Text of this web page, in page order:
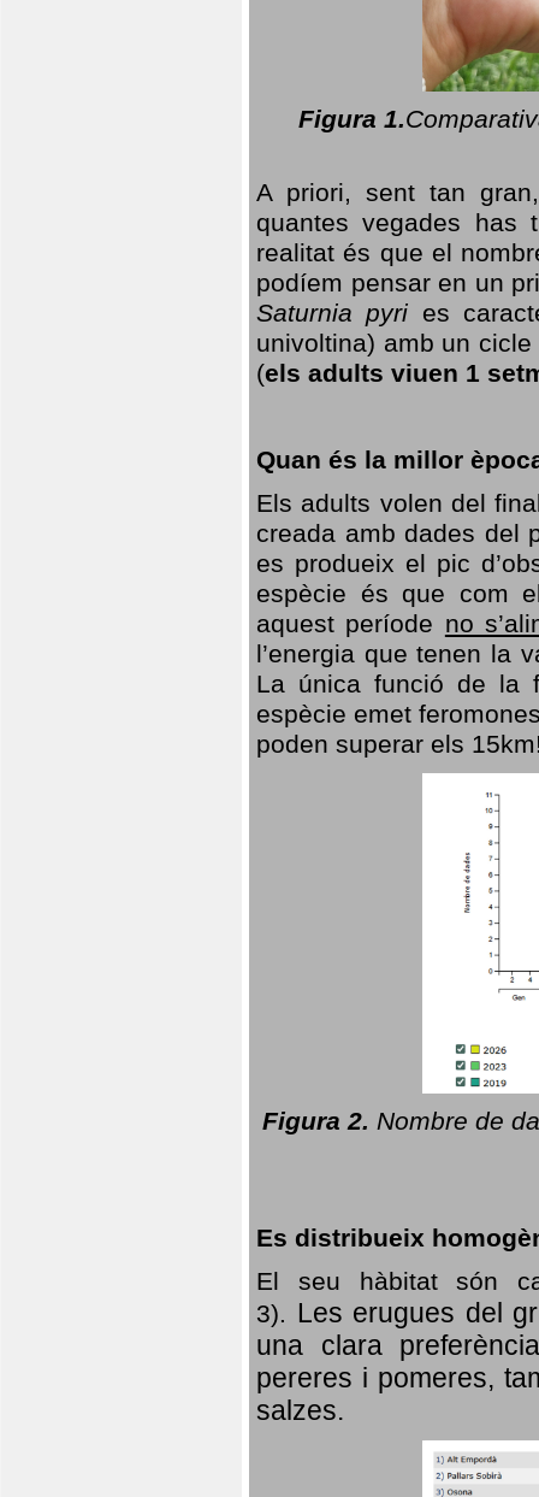
Figura 1.
A priori, sent tan
quantes vegades has
realitat és que el
podíem pensar en un
Saturnia pyri es
univoltina) amb un
(els adults viuen 1
Quan és la millor
Els adults volen del
creada amb dades del
es produeix el pic
espècie és que com
aquest període no
l’energia que tenen la
La única funció de la
espècie emet
poden superar els
Figura 2. Nombre de
Es distribueix
El seu hàbitat són
3). Les erugues del
una clara
pereres i pomeres,
salzes.